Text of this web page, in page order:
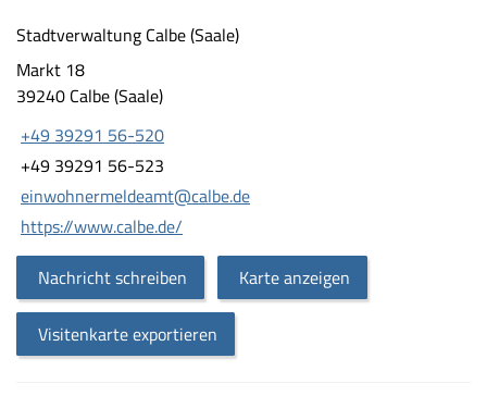
Stadtverwaltung Calbe (Saale)
Markt 18
39240 Calbe (Saale)
+49 39291 56-520
+49 39291 56-523
einwohnermeldeamt@calbe.de
https://www.calbe.de/
Nachricht schreiben
Karte anzeigen
Visitenkarte exportieren